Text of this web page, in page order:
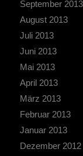
September 2013
August 2013
Juli 2013
Juni 2013
Mai 2013
April 2013
März 2013
Februar 2013
Januar 2013
Dezember 2012